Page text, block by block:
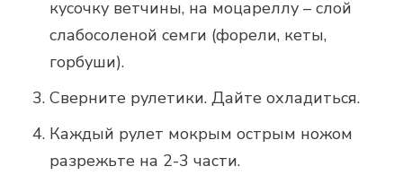
кусочку ветчины, на моцареллу – слой
слабосоленой семги (форели, кеты,
горбуши).
Сверните рулетики. Дайте охладиться.
Каждый рулет мокрым острым ножом
разрежьте на 2-3 части.